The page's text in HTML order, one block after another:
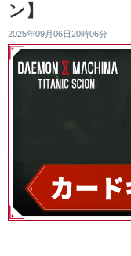
ン】
2025年09月06日20時06分